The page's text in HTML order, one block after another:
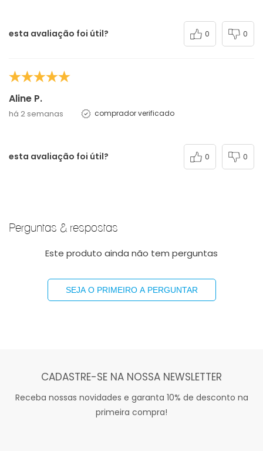
esta avaliação foi útil? 0 0
Aline P.
há 2 semanas comprador verificado
esta avaliação foi útil? 0 0
Perguntas & respostas
Este produto ainda não tem perguntas
SEJA O PRIMEIRO A PERGUNTAR
CADASTRE-SE NA NOSSA NEWSLETTER
Receba nossas novidades e garanta 10% de desconto na
primeira compra!